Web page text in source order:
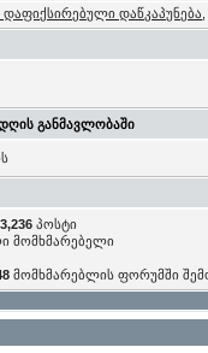
დაფიქსირებული დაწკაპუნება
განმავლობაში
პოსტი
მომხმარებელი
მომხმარებლის ფორუმში